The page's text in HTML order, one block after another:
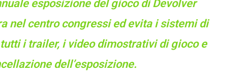
esposizione del gioco di Devolver
nel centro congressi ed evita i sistemi di
i trailer, i video dimostrativi di gioco e
dell’esposizione.